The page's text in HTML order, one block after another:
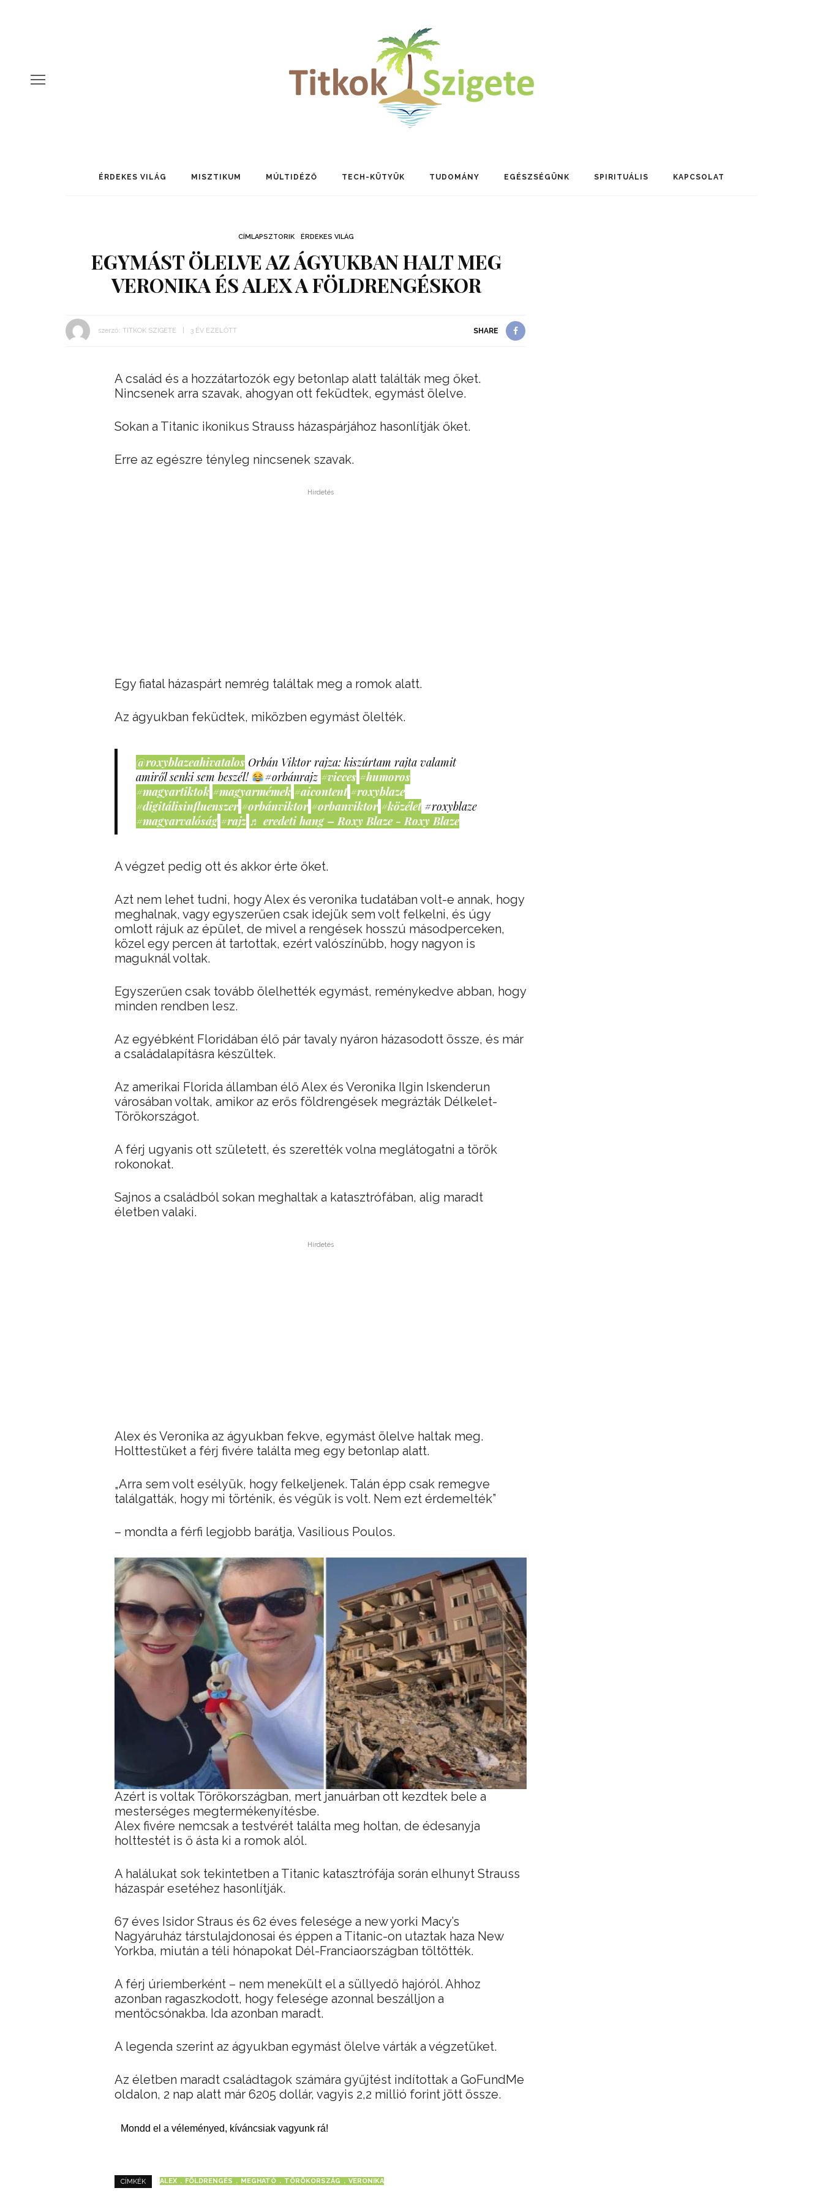
ÉRDEKES VILÁG MISZTIKUM MÚLTIDÉZŐ TECH-KÜTYÜK TUDOMÁNY EGÉSZSÉGÜNK SPIRITUÁLIS KAPCSOLAT
CÍMLAPSZTORIK ÉRDEKES VILÁG
EGYMÁST ÖLELVE AZ ÁGYUKBAN HALT MEG
VERONIKA ÉS ALEX A FÖLDRENGÉSKOR
szerző: TITKOK SZIGETE 3 ÉV EZELŐTT SHARE
A család és a hozzátartozók egy betonlap alatt találták meg őket.
Nincsenek arra szavak, ahogyan ott feküdtek, egymást ölelve.
Sokan a Titanic ikonikus Strauss házaspárjához hasonlítják őket.
Erre az egészre tényleg nincsenek szavak.
Hirdetés
Egy fiatal házaspárt nemrég találtak meg a romok alatt.
Az ágyukban feküdtek, miközben egymást ölelték.
@roxyblazeahivatalos Orbán Viktor rajza: kiszúrtam rajta valamit
amiről senki sem beszél!
#orbánrajz #vicces #humoros
#magyartiktok #magyarmémek #aicontent #roxyblaze
#digitálisinfluenszer #orbánviktor #orbanviktor #közélet #roxyblaze
#magyarvalóság #rajz ♬ eredeti hang – Roxy Blaze - Roxy Blaze
A végzet pedig ott és akkor érte őket.
Azt nem lehet tudni, hogy Alex és veronika tudatában volt-e annak, hogy
meghalnak, vagy egyszerűen csak idejük sem volt felkelni, és úgy
omlott rájuk az épület, de mivel a rengések hosszú másodperceken,
közel egy percen át tartottak, ezért valószínűbb, hogy nagyon is
maguknál voltak.
Egyszerűen csak tovább ölelhették egymást, reménykedve abban, hogy
minden rendben lesz.
Az egyébként Floridában élő pár tavaly nyáron házasodott össze, és már
a családalapításra készültek.
Az amerikai Florida államban élő Alex és Veronika Ilgin Iskenderun
városában voltak, amikor az erős földrengések megrázták Délkelet-
Törökországot.
A férj ugyanis ott született, és szerették volna meglátogatni a török
rokonokat.
Sajnos a családból sokan meghaltak a katasztrófában, alig maradt
életben valaki.
Hirdetés
Alex és Veronika az ágyukban fekve, egymást ölelve haltak meg.
Holttestüket a férj fivére találta meg egy betonlap alatt.
„Arra sem volt esélyük, hogy felkeljenek. Talán épp csak remegve
találgatták, hogy mi történik, és végük is volt. Nem ezt érdemelték”
– mondta a férfi legjobb barátja, Vasilious Poulos.
Azért is voltak Törökországban, mert januárban ott kezdtek bele a
mesterséges megtermékenyítésbe.
Alex fivére nemcsak a testvérét találta meg holtan, de édesanyja
holttestét is ő ásta ki a romok alól.
A halálukat sok tekintetben a Titanic katasztrófája során elhunyt Strauss
házaspár esetéhez hasonlítják.
67 éves Isidor Straus és 62 éves felesége a new yorki Macy’s
Nagyáruház társtulajdonosai és éppen a Titanic-on utaztak haza New
Yorkba, miután a téli hónapokat Dél-Franciaországban töltötték.
A férj úriemberként – nem menekült el a süllyedő hajóról. Ahhoz
azonban ragaszkodott, hogy felesége azonnal beszálljon a
mentőcsónakba. Ida azonban maradt.
A legenda szerint az ágyukban egymást ölelve várták a végzetüket.
Az életben maradt családtagok számára gyűjtést indítottak a GoFundMe
oldalon, 2 nap alatt már 6205 dollár, vagyis 2,2 millió forint jött össze.
Mondd el a véleményed, kíváncsiak vagyunk rá!
CÍMKÉK ALEX FÖLDRENGÉS MEGHATÓ TÖRÖKORSZÁG VERONIKA